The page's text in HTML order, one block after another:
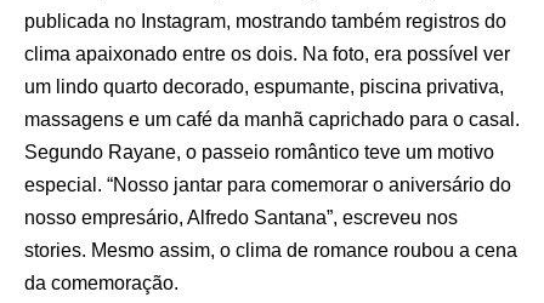
publicada no Instagram, mostrando também registros do
clima apaixonado entre os dois. Na foto, era possível ver
um lindo quarto decorado, espumante, piscina privativa,
massagens e um café da manhã caprichado para o casal.
Segundo Rayane, o passeio romântico teve um motivo
especial. “Nosso jantar para comemorar o aniversário do
nosso empresário, Alfredo Santana”, escreveu nos
stories. Mesmo assim, o clima de romance roubou a cena
da comemoração.